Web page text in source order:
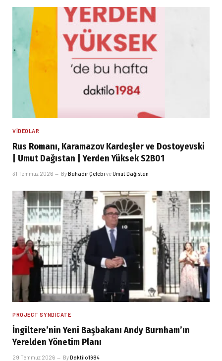
VIDEOLAR
Rus Romanı, Karamazov Kardeşler ve Dostoyevski
| Umut Dağıstan | Yerden Yüksek S2B01
31 Temmuz 2026 ByBahadır Çelebi veUmut Dağıstan
PROJECT SYNDICATE
İngiltere’nin Yeni Başbakanı Andy Burnham’ın
Yerelden Yönetim Planı
29 Temmuz 2026 ByDaktilo1984